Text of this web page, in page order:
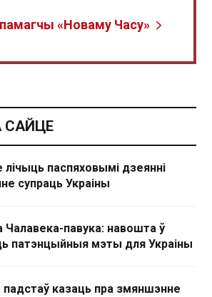
«Новаму Часу»
САЙЦЕ
лічыць паспяховымі дзеянні
супраць Украіны
Чалавека-павука: навошта ў
патэнцыйныя мэты для Украіны
казаць пра змяншэнне